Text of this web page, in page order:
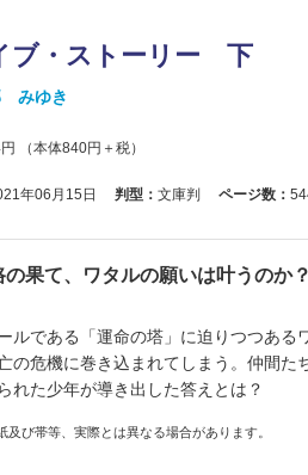
ブ・ストーリー 下
みゆき
円 （本体840円＋税）
年06月15日 判型： 文庫判 ページ数：
の果て、ワタルの願いは叶うのか
ルである「運命の塔」に迫りつつある
の危機に巻き込まれてしまう。仲間た
れた少年が導き出した答えとは？
び帯等、実際とは異なる場合があります。